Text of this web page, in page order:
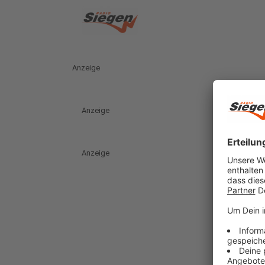
Anzeige
Anzeige
Anzeige